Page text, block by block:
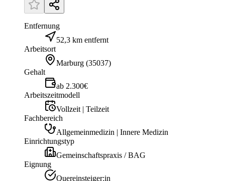
Entfernung
52,3 km entfernt
Arbeitsort
Marburg (35037)
Gehalt
ab 2.300€
Arbeitszeitmodell
Vollzeit | Teilzeit
Fachbereich
Allgemeinmedizin | Innere Medizin
Einrichtungstyp
Gemeinschaftspraxis / BAG
Eignung
Quereinsteiger:in